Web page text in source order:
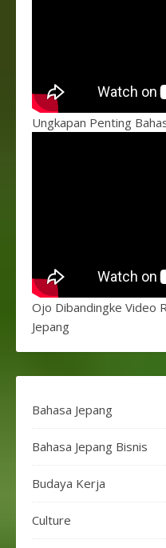
Ungkapan Penting
Ojo Dibandingke Video
Jepang
Bahasa Jepang
Bahasa Jepang Bisnis
Budaya Kerja
Culture